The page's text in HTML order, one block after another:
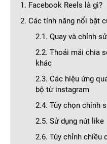
1. Facebook Reels là gì?
2. Các tính năng nổi bật
2.1. Quay và chỉnh
2.2. Thoải mái chia
khác
2.3. Các hiệu ứng
bộ từ instagram
2.4. Tùy chọn chỉnh
2.5. Sử dụng nút like
2.6. Tùy chỉnh chiều